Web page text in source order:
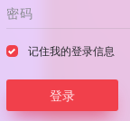
记住我的登录信息
登录